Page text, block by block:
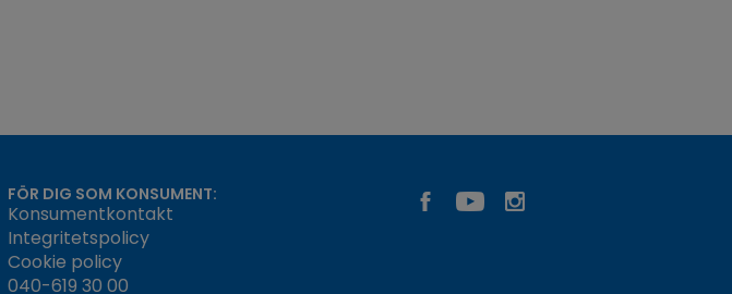
FÖR DIG SOM KONSUMENT:
Konsumentkontakt
Integritetspolicy
Cookie policy
040-619 30 00